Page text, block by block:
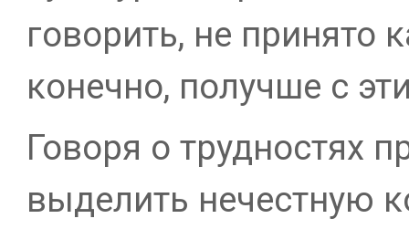
говорить, не принято
конечно, получше с
Говоря о трудностях
выделить нечестную